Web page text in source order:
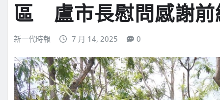
區 盧市長慰問感謝前
新一代時報 7 月 14, 2025 0